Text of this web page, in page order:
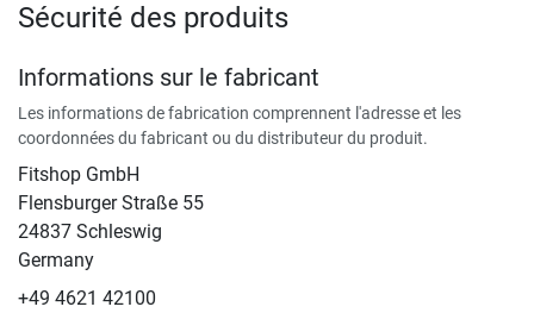
Sécurité des produits
Informations sur le fabricant
Les informations de fabrication comprennent l'adresse et les
coordonnées du fabricant ou du distributeur du produit.
Fitshop GmbH
Flensburger Straße 55
24837 Schleswig
Germany
+49 4621 42100